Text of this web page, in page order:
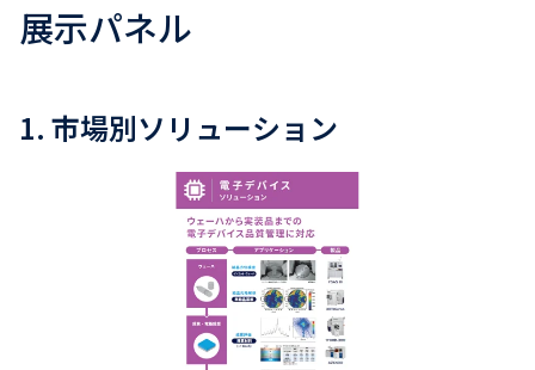
展示パネル
ここまでできる！こん
なことがわかる！元素
分析
分子構造決定法の切り
札！単結晶構造解析の
基礎
1. 市場別ソリューション